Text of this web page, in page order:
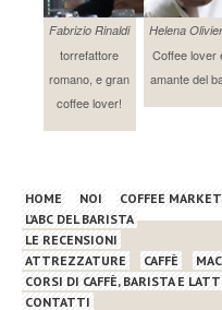
Fabrizio Rinaldi
torrefattore
romano, e gran
coffee lover!
Helena
Coffee lover
amante del
HOME NOI COFFEE MARKET
L’ABC DEL BARISTA
LE RECENSIONI
ATTREZZATURE
CAFFÈ
CORSI DI CAFFÈ, BARISTA E
CONTATTI